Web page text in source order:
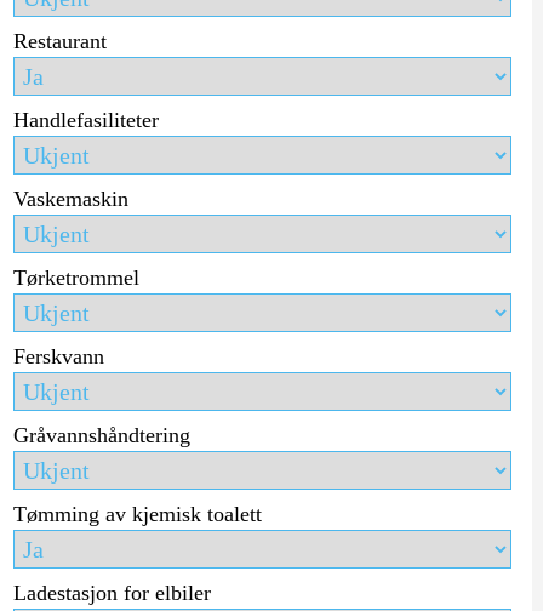
Restaurant
Handlefasiliteter
Vaskemaskin
Tørketrommel
Ferskvann
Gråvannshåndtering
Tømming av kjemisk toalett
Ladestasjon for elbiler